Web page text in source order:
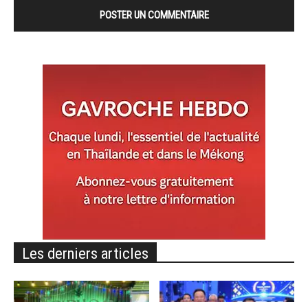
Les derniers articles